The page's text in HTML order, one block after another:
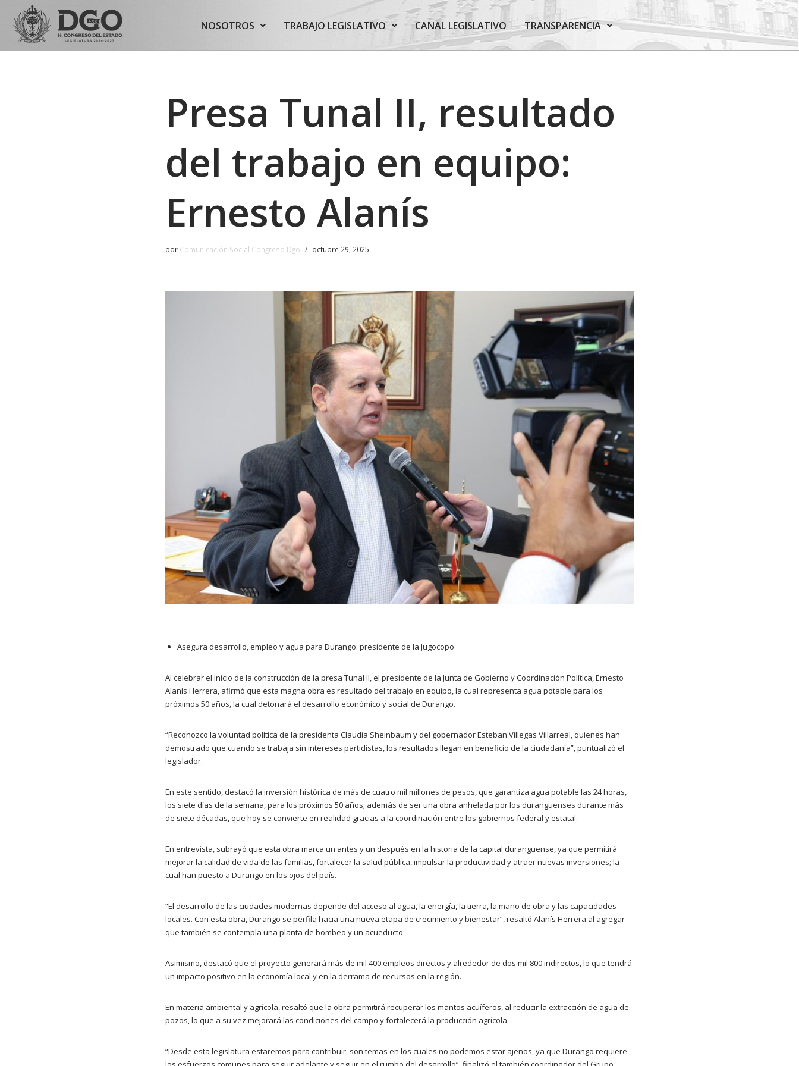
Saltar
NOSOTROS TRABAJO LEGISLATIVO CANAL LEGISLATIVO TRANSPARENCIA
Presa Tunal II, resultado
del trabajo en equipo:
Ernesto Alanís
por Comunicación Social Congreso Dgo octubre 29, 2025
Asegura desarrollo, empleo y agua para Durango: presidente de la Jugocopo
Al celebrar el inicio de la construcción de la presa Tunal II, el presidente de la Junta de Gobierno y Coordinación Política, Ernesto
Alanís Herrera, afirmó que esta magna obra es resultado del trabajo en equipo, la cual representa agua potable para los
próximos 50 años, la cual detonará el desarrollo económico y social de Durango.
“Reconozco la voluntad política de la presidenta Claudia Sheinbaum y del gobernador Esteban Villegas Villarreal, quienes han
demostrado que cuando se trabaja sin intereses partidistas, los resultados llegan en beneficio de la ciudadanía”, puntualizó el
legislador.
En este sentido, destacó la inversión histórica de más de cuatro mil millones de pesos, que garantiza agua potable las 24 horas,
los siete días de la semana, para los próximos 50 años; además de ser una obra anhelada por los duranguenses durante más
de siete décadas, que hoy se convierte en realidad gracias a la coordinación entre los gobiernos federal y estatal.
En entrevista, subrayó que esta obra marca un antes y un después en la historia de la capital duranguense, ya que permitirá
mejorar la calidad de vida de las familias, fortalecer la salud pública, impulsar la productividad y atraer nuevas inversiones; la
cual han puesto a Durango en los ojos del país.
“El desarrollo de las ciudades modernas depende del acceso al agua, la energía, la tierra, la mano de obra y las capacidades
locales. Con esta obra, Durango se perfila hacia una nueva etapa de crecimiento y bienestar”, resaltó Alanís Herrera al agregar
que también se contempla una planta de bombeo y un acueducto.
Asimismo, destacó que el proyecto generará más de mil 400 empleos directos y alrededor de dos mil 800 indirectos, lo que tendrá
un impacto positivo en la economía local y en la derrama de recursos en la región.
En materia ambiental y agrícola, resaltó que la obra permitirá recuperar los mantos acuíferos, al reducir la extracción de agua de
pozos, lo que a su vez mejorará las condiciones del campo y fortalecerá la producción agrícola.
“Desde esta legislatura estaremos para contribuir, son temas en los cuales no podemos estar ajenos, ya que Durango requiere